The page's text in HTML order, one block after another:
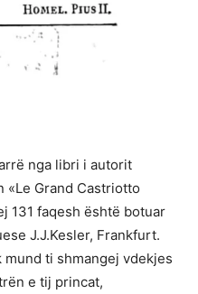
nga libri i autorit
«Le Grand Castriotto
131 faqesh është botuar
J.J.Kesler, Frankfurt.
ti shmangej vdekjes
e tij princat,